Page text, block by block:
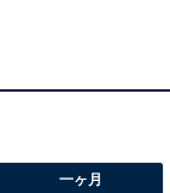
一ヶ月